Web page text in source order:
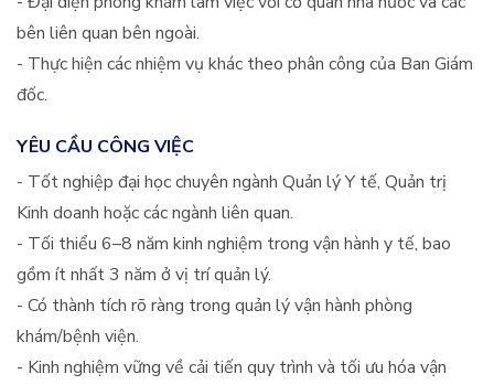
bên liên quan bên ngoài.
- Thực hiện các nhiệm vụ khác theo phân công của Ban Giám
đốc.
YÊU CẦU CÔNG VIỆC
- Tốt nghiệp đại học chuyên ngành Quản lý Y tế, Quản trị
Kinh doanh hoặc các ngành liên quan.
- Tối thiểu 6–8 năm kinh nghiệm trong vận hành y tế, bao
gồm ít nhất 3 năm ở vị trí quản lý.
- Có thành tích rõ ràng trong quản lý vận hành phòng
khám/bệnh viện.
- Kinh nghiệm vững về cải tiến quy trình và tối ưu hóa vận